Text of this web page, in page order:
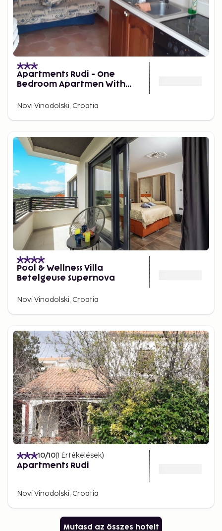
Apartments Rudi - One
Bedroom Apartmen With
Novi Vinodolski, Croatia
Pool & Wellness Villa
Betelgeuse Supernova
Novi Vinodolski, Croatia
10/10(1 Értékelések)
Apartments Rudi
Novi Vinodolski, Croatia
Mutasd az összes hotelt